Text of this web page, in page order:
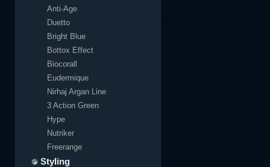
Anti-Age
Duetto
Bright Blue
Bottox Effect
Biocorall
Eudermique
Nirhaj Argan Line
3 Action Green
Hype
Nutriker
Freerange
Styling